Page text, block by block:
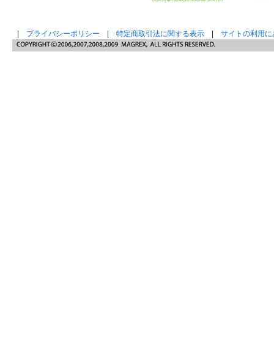
プライバシーポリシー 特定商取引法に関する表示 サイトの利用に